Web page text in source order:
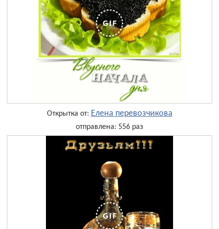
Открытка от: Елена перевозчикова
отправлена: 556 раз